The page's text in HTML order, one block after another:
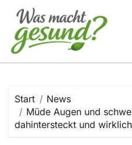
Inhalt
springen
Start
News
Müde Augen und
dahintersteckt und